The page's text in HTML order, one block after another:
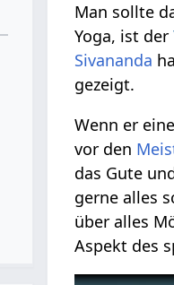
Man sollte
Yoga, ist der
Sivananda
gezeigt.
Wenn er
vor den
das Gute
gerne alles
über alles
Aspekt des